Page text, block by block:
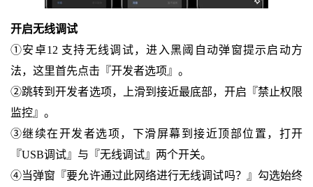
开启无线调试
①安卓12 支持无线调试，进入黑阈自动弹窗提示启动方
法，这里首先点击『开发者选项』。
②跳转到开发者选项，上滑到接近最底部，开启『禁止权限
监控』。
③继续在开发者选项，下滑屏幕到接近顶部位置，打开
『USB调试』与『无线调试』两个开关。
④当弹窗『要允许通过此网络进行无线调试吗？』勾选始终